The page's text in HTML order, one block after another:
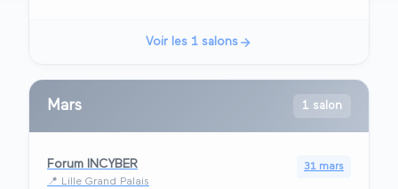
Voir les 1 salons
Mars 1 salon
Forum INCYBER
📍 Lille Grand Palais
31 mars